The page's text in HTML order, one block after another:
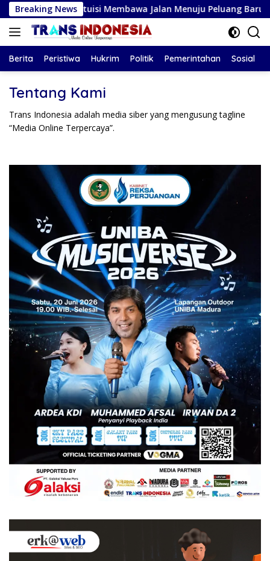
Langsung
ke
konten
Breaking News
Ketika Intuisi Membawa Jalan Menuju Peluang Baru
Berita Peristiwa Hukrim Politik Pemerintahan Sosial
Tentang Kami
Trans Indonesia adalah media siber yang mengusung tagline
“Media Online Terpercaya”.